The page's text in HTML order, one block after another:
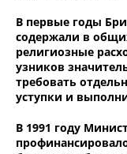
В первые годы
содержали в
религиозные
узников
требовать
уступки и
В 1991 году